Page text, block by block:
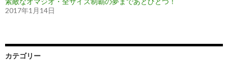
2017年1月14日
カテゴリー